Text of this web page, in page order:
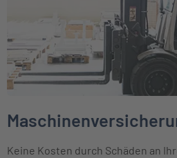
Keine Kosten durch Schäden an